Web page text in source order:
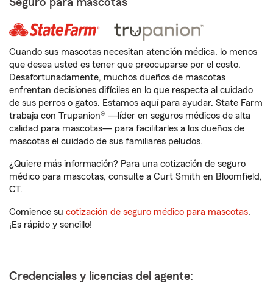
Seguro para mascotas
Cuando sus mascotas necesitan atención médica, lo menos
que desea usted es tener que preocuparse por el costo.
Desafortunadamente, muchos dueños de mascotas
enfrentan decisiones difíciles en lo que respecta al cuidado
de sus perros o gatos. Estamos aquí para ayudar. State Farm
trabaja con Trupanion® —líder en seguros médicos de alta
calidad para mascotas— para facilitarles a los dueños de
mascotas el cuidado de sus familiares peludos.
¿Quiere más información? Para una cotización de seguro
médico para mascotas, consulte a Curt Smith en Bloomfield,
CT.
Comience su cotización de seguro médico para mascotas.
¡Es rápido y sencillo!
Credenciales y licencias del agente: